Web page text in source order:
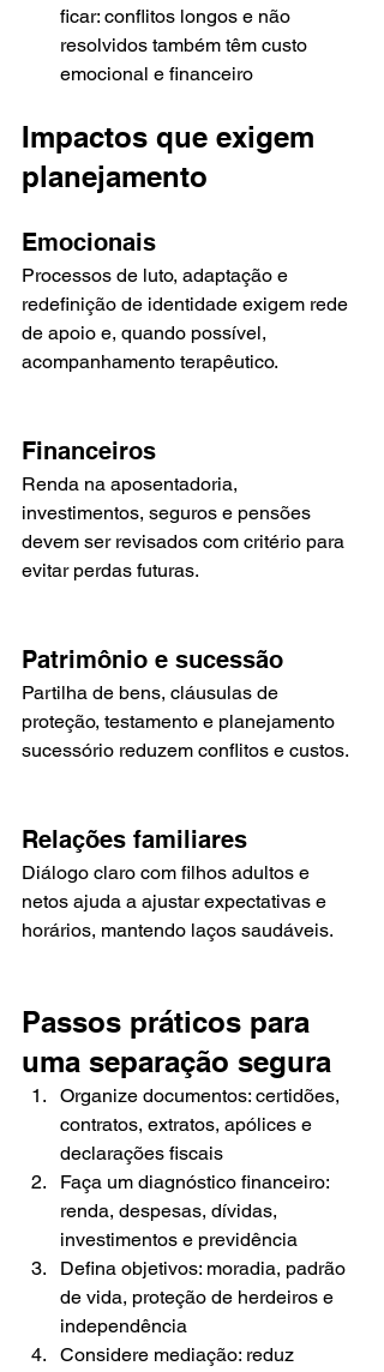
ficar: conflitos longos e não
resolvidos também têm custo
emocional e financeiro
Impactos que exigem
planejamento
Emocionais
Processos de luto, adaptação e
redefinição de identidade exigem rede
de apoio e, quando possível,
acompanhamento terapêutico.
Financeiros
Renda na aposentadoria,
investimentos, seguros e pensões
devem ser revisados com critério para
evitar perdas futuras.
Patrimônio e sucessão
Partilha de bens, cláusulas de
proteção, testamento e planejamento
sucessório reduzem conflitos e custos.
Relações familiares
Diálogo claro com filhos adultos e
netos ajuda a ajustar expectativas e
horários, mantendo laços saudáveis.
Passos práticos para
uma separação segura
Organize documentos: certidões,
contratos, extratos, apólices e
declarações fiscais
Faça um diagnóstico financeiro:
renda, despesas, dívidas,
investimentos e previdência
Defina objetivos: moradia, padrão
de vida, proteção de herdeiros e
independência
Considere mediação: reduz